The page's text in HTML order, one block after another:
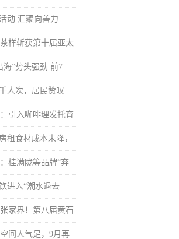
动 汇聚向善力
样斩获第十届亚太
海”势头强劲 前7
人次，居民赞叹
引入咖啡理发托育
租食材成本未降，
桂满陇等品牌“弃
进入“潮水退去
家界！第八届黄石
间人气足，9月再